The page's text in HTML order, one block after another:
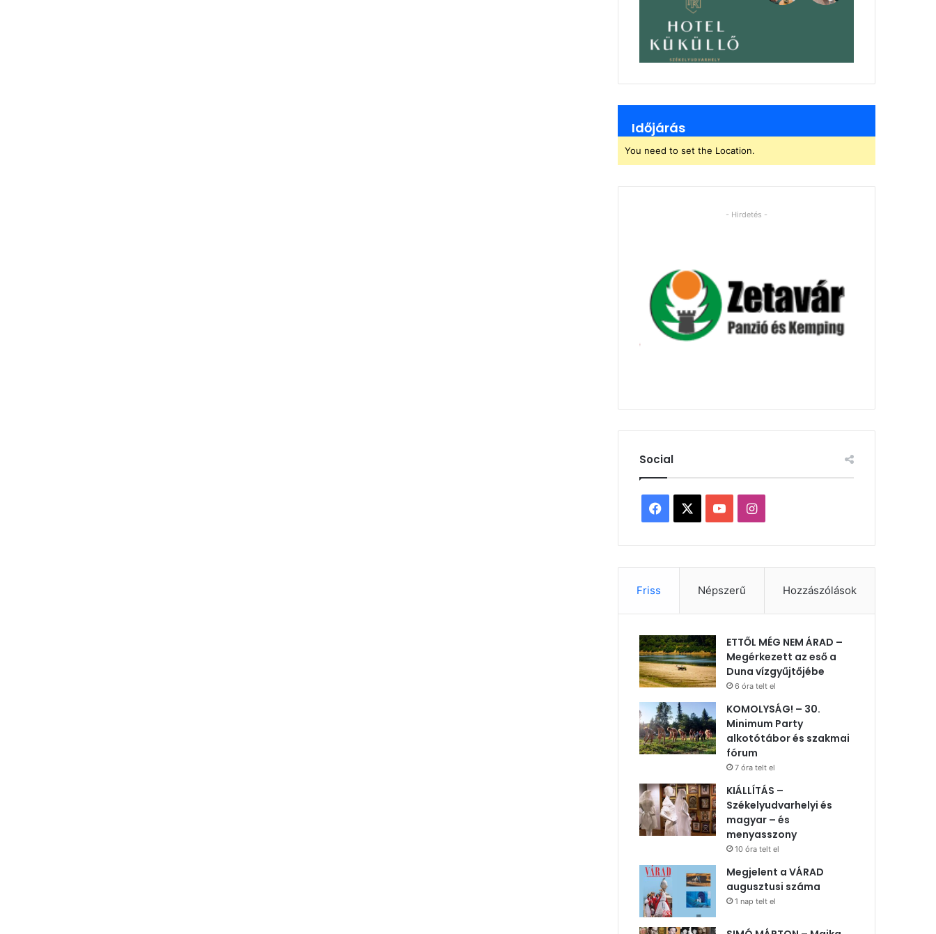
Időjárás
You need to set the Location.
- Hirdetés -
Social
Facebook YouTubeInstagram
Friss Népszerű Hozzászólások
ETTŐL MÉG NEM ÁRAD –
Megérkezett az eső a
Duna vízgyűjtőjébe
6 óra telt el
KOMOLYSÁG! – 30.
Minimum Party
alkotótábor és szakmai
fórum
7 óra telt el
KIÁLLÍTÁS –
Székelyudvarhelyi és
magyar – és
menyasszony
10 óra telt el
Megjelent a VÁRAD
augusztusi száma
1 nap telt el